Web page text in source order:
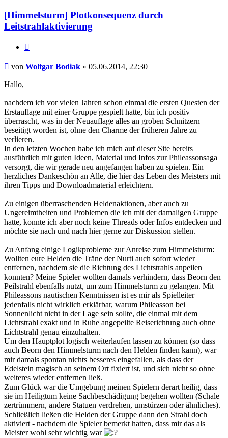
[Himmelsturm] Plotkonsequenz durch
Leitstrahlaktivierung
Beitrag
von Woltgar Bodiak » 05.06.2014, 22:30
Hallo,
nachdem ich vor vielen Jahren schon einmal die ersten Questen der
Erstauflage mit einer Gruppe gespielt hatte, bin ich positiv
überrascht, was in der Neuauflage alles an groben Schnitzern
beseitigt worden ist, ohne den Charme der früheren Jahre zu
verlieren.
In den letzten Wochen habe ich mich auf dieser Site bereits
ausführlich mit guten Ideen, Material und Infos zur Phileassonsaga
versorgt, die wir gerade neu angefangen haben zu spielen. Ein
herzliches Dankeschön an Alle, die hier das Leben des Meisters mit
ihren Tipps und Downloadmaterial erleichtern.
Zu einigen überraschenden Heldenaktionen, aber auch zu
Ungereimtheiten und Problemen die ich mit der damaligen Gruppe
hatte, konnte ich aber noch keine Threads oder Infos entdecken und
möchte sie nach und nach hier gerne zur Diskussion stellen.
Zu Anfang einige Logikprobleme zur Anreise zum Himmelsturm:
Wollten eure Helden die Träne der Nurti auch sofort wieder
entfernen, nachdem sie die Richtung des Lichtstrahls anpeilen
konnten? Meine Spieler wollten damals verhindern, dass Beorn den
Peilstrahl ebenfalls nutzt, um zum Himmelsturm zu gelangen. Mit
Phileassons nautischen Kenntnissen ist es mir als Spielleiter
jedenfalls nicht wirklich erklärbar, warum Phileasson bei
Sonnenlicht nicht in der Lage sein sollte, die einmal mit dem
Lichtstrahl exakt und in Ruhe angepeilte Reiserichtung auch ohne
Lichtstrahl genau einzuhalten.
Um den Hauptplot logisch weiterlaufen lassen zu können (so dass
auch Beorn den Himmelsturm nach den Helden finden kann), war
mir damals spontan nichts besseres eingefallen, als dass der
Edelstein magisch an seinem Ort fixiert ist, und sich nicht so ohne
weiteres wieder entfernen ließ.
Zum Glück war die Umgebung meinen Spielern derart heilig, dass
sie im Heiligtum keine Sachbeschädigung begehen wollten (Schale
zertrümmern, andere Statuen verdrehen, umstürzen oder ähnliches).
Schließlich ließen die Helden der Gruppe dann den Strahl doch
aktiviert - nachdem die Spieler bemerkt hatten, dass mir das als
Meister wohl sehr wichtig war